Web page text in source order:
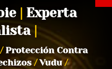
Experta
/Protección Contra
/Vudu/